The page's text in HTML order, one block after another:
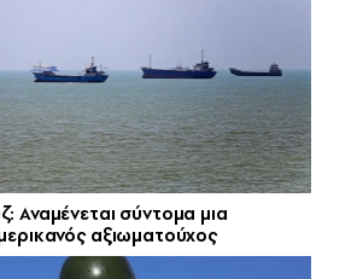
Αναμένεται σύντομα μια
αξιωματούχος